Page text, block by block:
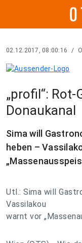
02.12.2017, 08:00:16 /
„profil“:
Donaukanal
Sima will
heben –
Utl.: Sima will
Vassilakou
warnt vor